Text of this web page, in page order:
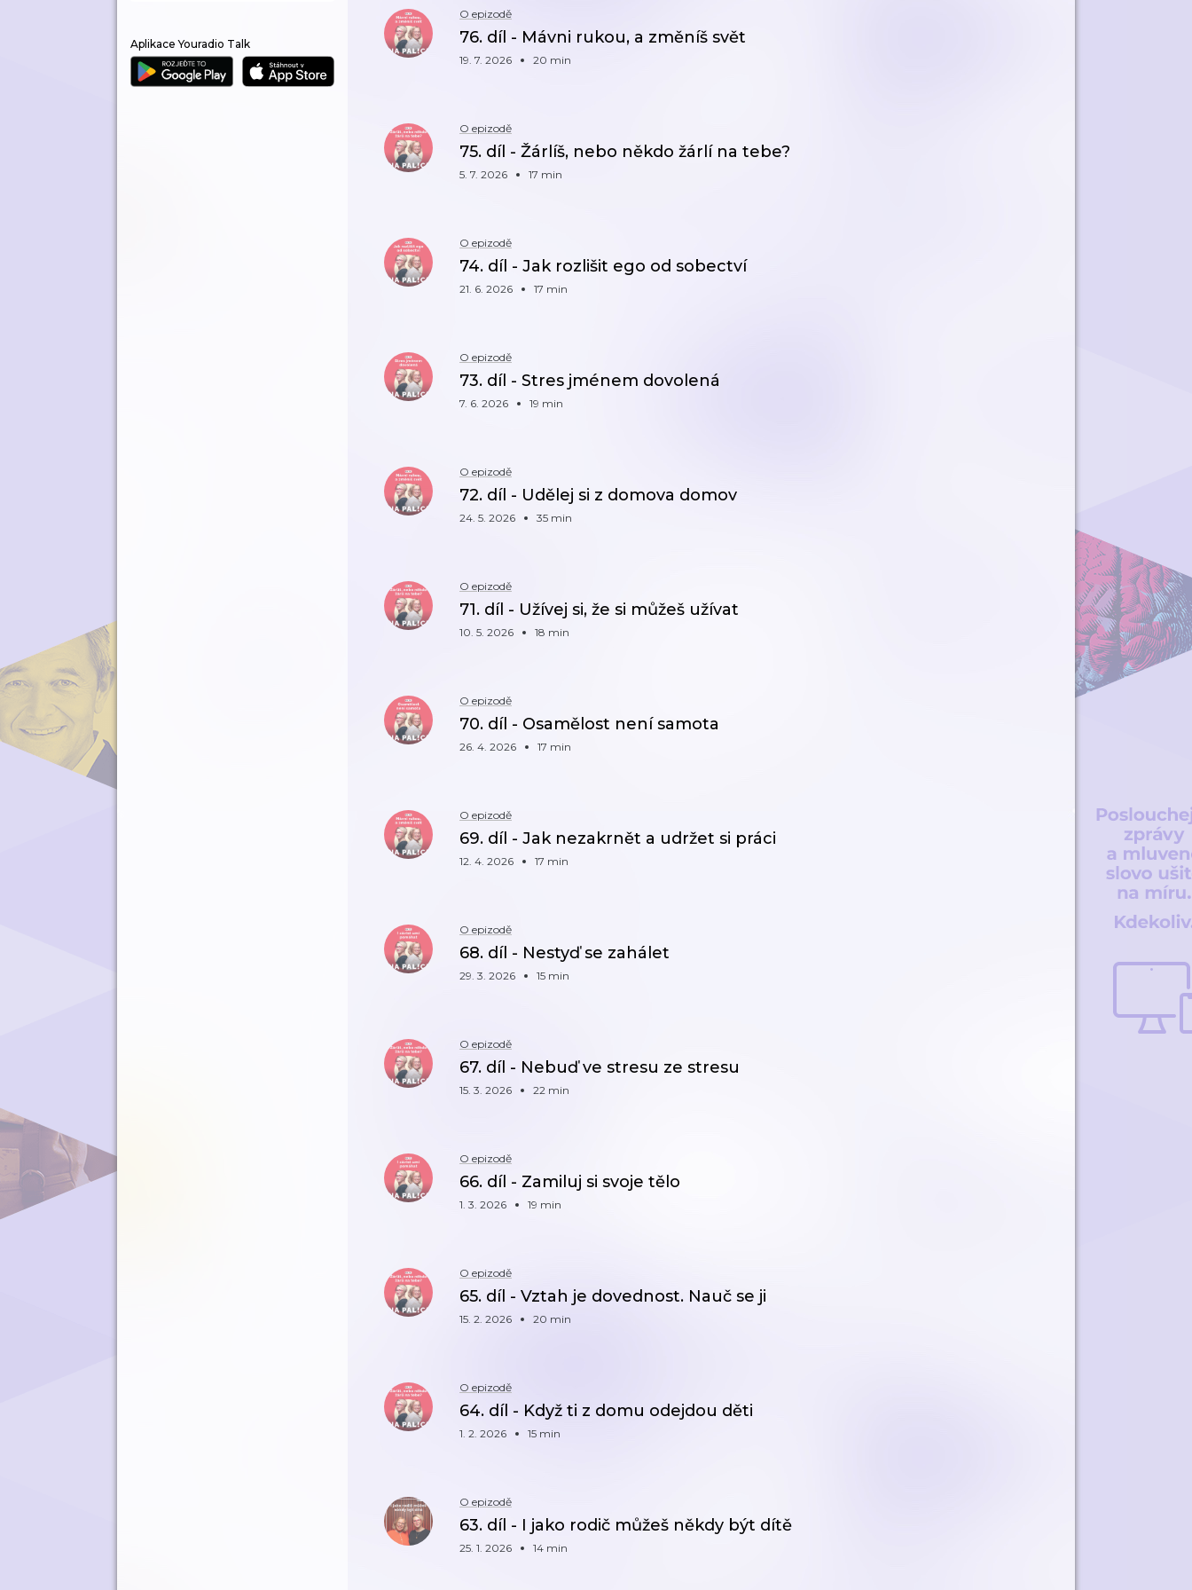
Aplikace Youradio Talk
O epizodě
76. díl - Mávni rukou, a změníš svět
19. 7. 2026 20 min
O epizodě
75. díl - Žárlíš, nebo někdo žárlí na tebe?
5. 7. 2026 17 min
O epizodě
74. díl - Jak rozlišit ego od sobectví
21. 6. 2026 17 min
O epizodě
73. díl - Stres jménem dovolená
7. 6. 2026 19 min
O epizodě
72. díl - Udělej si z domova domov
24. 5. 2026 35 min
O epizodě
71. díl - Užívej si, že si můžeš užívat
10. 5. 2026 18 min
O epizodě
70. díl - Osamělost není samota
26. 4. 2026 17 min
O epizodě
69. díl - Jak nezakrnět a udržet si práci
12. 4. 2026 17 min
O epizodě
68. díl - Nestyď se zahálet
29. 3. 2026 15 min
O epizodě
67. díl - Nebuď ve stresu ze stresu
15. 3. 2026 22 min
O epizodě
66. díl - Zamiluj si svoje tělo
1. 3. 2026 19 min
O epizodě
65. díl - Vztah je dovednost. Nauč se ji
15. 2. 2026 20 min
O epizodě
64. díl - Když ti z domu odejdou děti
1. 2. 2026 15 min
O epizodě
63. díl - I jako rodič můžeš někdy být dítě
25. 1. 2026 14 min